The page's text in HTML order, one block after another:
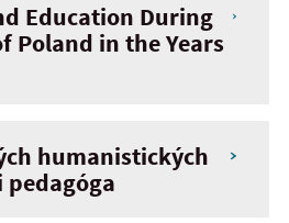
Education During
Poland in the Years
humanistických